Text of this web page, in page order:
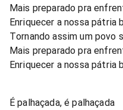
Mais preparado pra
Enriquecer a nossa pátria
Tornando assim um povo
Mais preparado pra
Enriquecer a nossa pátria
É palhaçada, é palhaçada